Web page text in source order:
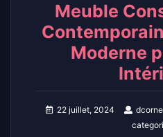
Meuble
Moderne
22 juillet, 2024